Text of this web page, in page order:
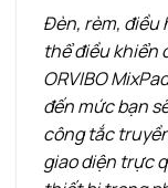
Đèn, rèm, điều
thể điều khiển
ORVIBO
đến mức bạn
công tắc
giao diện trực